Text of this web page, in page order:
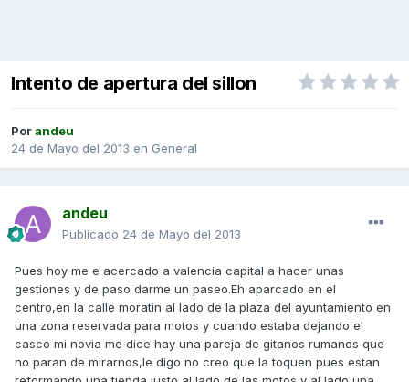
Intento de apertura del sillon
Porandeu
24 de Mayo del 2013 en General
andeu
Publicado 24 de Mayo del 2013
Pues hoy me e acercado a valencia capital a hacer unas
gestiones y de paso darme un paseo.Eh aparcado en el
centro,en la calle moratin al lado de la plaza del ayuntamiento en
una zona reservada para motos y cuando estaba dejando el
casco mi novia me dice hay una pareja de gitanos rumanos que
no paran de mirarnos,le digo no creo que la toquen pues estan